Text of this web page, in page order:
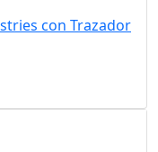
con Trazador